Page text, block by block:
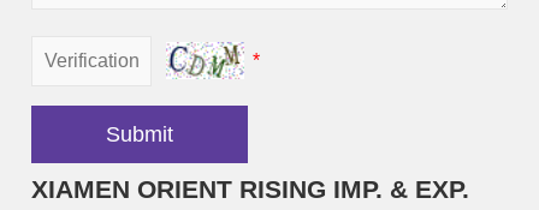
*
Submit
XIAMEN ORIENT RISING IMP. & EXP.